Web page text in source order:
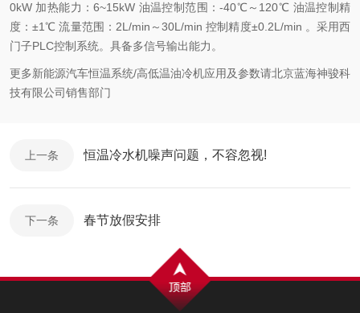
0kW 加热能力：6~15kW 油温控制范围：-40℃～120℃ 油温控制精
度：±1℃ 流量范围：2L/min～30L/min 控制精度±0.2L/min 。采用西
门子PLC控制系统。具备多信号输出能力。
更多新能源汽车恒温系统/高低温油冷机应用及参数请北京蓝海神骏科
技有限公司销售部门
上一条 恒温冷水机噪声问题，不容忽视!
下一条 春节放假安排